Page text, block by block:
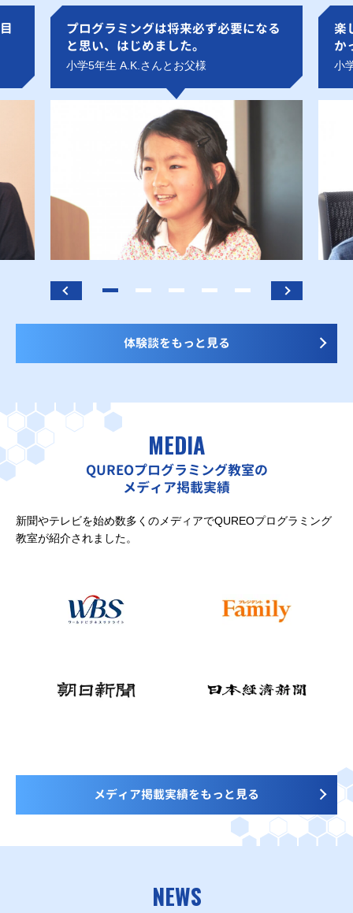
プログラミングは将来必ず必要になる
と思い、はじめました。
小学5年生 A.K.さんとお父様
楽
か
小
体験談をもっと見る
MEDIA
QUREOプログラミング教室の
メディア掲載実績
新聞やテレビを始め数多くのメディアでQUREOプログラミング
教室が紹介されました。
メディア掲載実績をもっと見る
NEWS